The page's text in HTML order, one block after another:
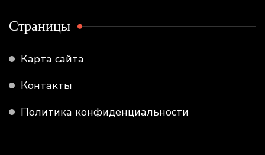
Страницы
Карта сайта
Контакты
Политика конфиденциальности